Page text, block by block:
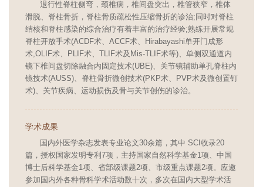
退行性脊柱侧弯，颈椎病，椎间盘突出，椎管狭窄，椎体
滑脱、脊柱骨折，脊柱骨质疏松性压缩骨折的诊治;同时对脊柱
结核和脊柱感染的综合治疗有着丰富的治疗经验;熟练开展常规
脊柱开放手术(ACDF术、ACCF术、Hirabayashi单开门成形
术,OLIF术、PLIF术、TLIF术及Mis-TLIF术等)、单侧双通道内
镜下椎间盘切除融合内固定技术(UBE)、关节镜辅助单孔脊柱内
镜技术(AUSS)、脊柱骨折微创技术(PKP术、PVP术及微创置钉
术)、关节疾病、运动损伤及骨与关节创伤的诊治。
学术成果
国内外医学杂志发表专业论文30余篇，其中 SCI收录20
篇，授权国家发明专利7项，主持国家自然科学基金1项、中国
博士后科学基金1项、省部级课题2项、市级重点课题2项。应邀
参加国内外各种骨科学术活动数十次，多次在国内大型学术活